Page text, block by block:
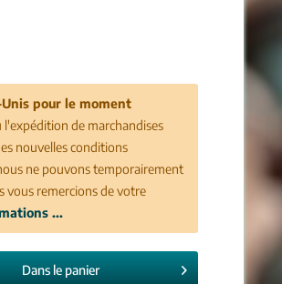
pour le moment
l'expédition de marchandises
nouvelles conditions
ne pouvons temporairement
vous remercions de votre
...
Dans le panier